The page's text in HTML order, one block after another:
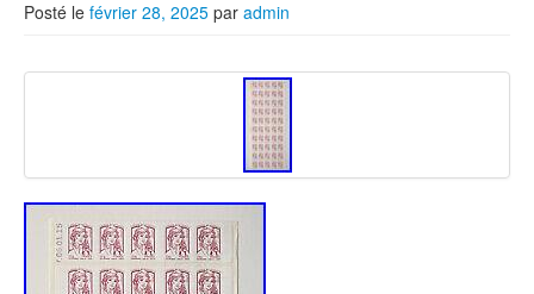
Posté le février 28, 2025 par admin